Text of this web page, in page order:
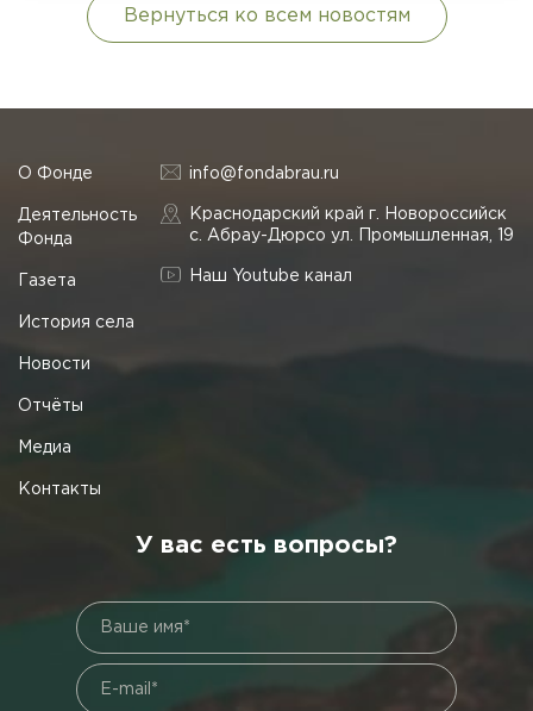
Вернуться ко всем новостям
О Фонде
Деятельность
Фонда
Газета
История села
Новости
Отчёты
Медиа
Контакты
info@fondabrau.ru
Краснодарский край г. Новороссийск
с. Абрау-Дюрсо ул. Промышленная, 19
Наш Youtube канал
У вас есть вопросы?
Ваше имя*
E-mail*